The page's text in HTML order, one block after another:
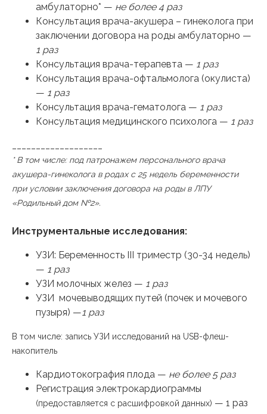
амбулаторно* — не более 4 раз
Консультация врача-акушера – гинеколога при
заключении договора на роды амбулаторно —
1 раз
Консультация врача-терапевта — 1 раз
Консультация врача-офтальмолога (окулиста)
— 1 раз
Консультация врача-гематолога — 1 раз
Консультация медицинского психолога — 1 раз
* В том числе: под патронажем персонального врача
акушера-гинеколога в родах с 25 недель беременности
при условии заключения договора на роды в ЛПУ
«Родильный дом №2».
Инструментальные исследования:
УЗИ: Беременность III триместр (30-34 недель)
— 1 раз
УЗИ молочных желез — 1 раз
УЗИ мочевыводящих путей (почек и мочевого
пузыря) —1 раз
В том числе: запись УЗИ исследований на USB-флеш-
накопитель
Кардиотокография плода — не более 5 раз
Регистрация электрокардиограммы
(предоставляется с расшифровкой данных) — 1 раз